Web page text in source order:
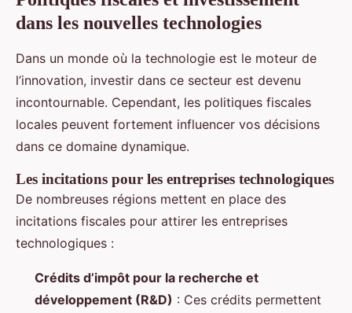
dans les nouvelles technologies
Dans un monde où la technologie est le moteur de
l’innovation, investir dans ce secteur est devenu
incontournable. Cependant, les politiques fiscales
locales peuvent fortement influencer vos décisions
dans ce domaine dynamique.
Les incitations pour les entreprises technologiques
De nombreuses régions mettent en place des
incitations fiscales pour attirer les entreprises
technologiques :
Crédits d’impôt pour la recherche et
développement (R&D) : Ces crédits permettent